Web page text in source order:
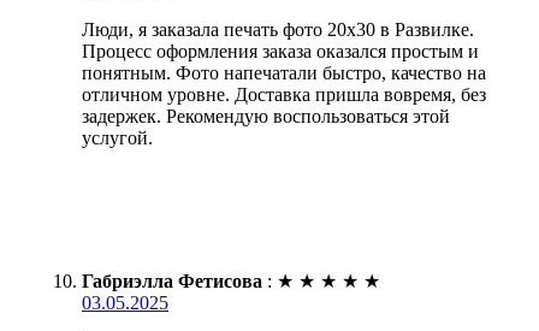
Люди, я заказала печать фото 20х30 в Развилке.
Процесс оформления заказа оказался простым и
понятным. Фото напечатали быстро, качество на
отличном уровне. Доставка пришла вовремя, без
задержек. Рекомендую воспользоваться этой
услугой.
Габриэлла Фетисова : ★ ★ ★ ★ ★
03.05.2025